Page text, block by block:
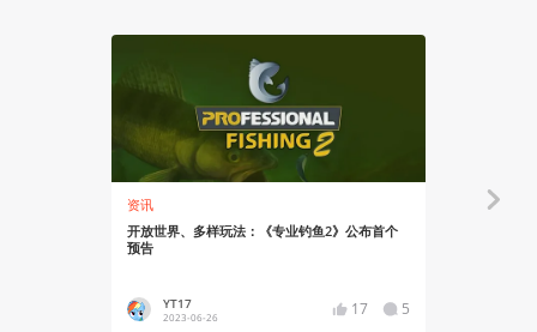
资讯
开放世界、多样玩法：《专业钓鱼2》公布首个
预告
YT17
2023-06-26 17 5
有感而发